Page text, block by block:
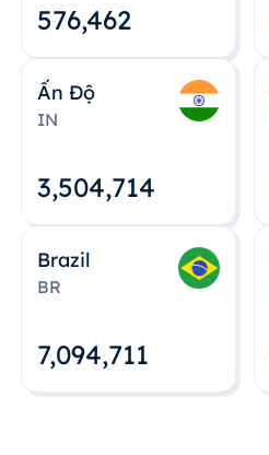
576,463
Ấn Độ
IN
3,504,715
Brazil
BR
7,094,712